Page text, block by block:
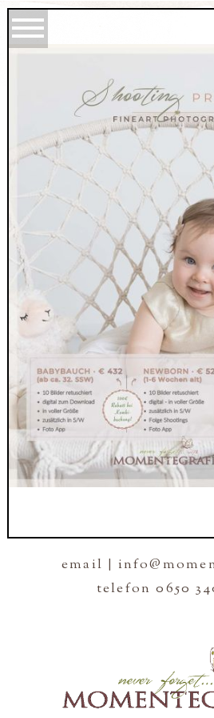
email |
telefon 0650